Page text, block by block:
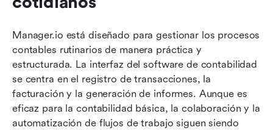
Manager.io está diseñado para gestionar los procesos
contables rutinarios de manera práctica y
estructurada. La interfaz del software de contabilidad
se centra en el registro de transacciones, la
facturación y la generación de informes. Aunque es
eficaz para la contabilidad básica, la colaboración y la
automatización de flujos de trabajo siguen siendo